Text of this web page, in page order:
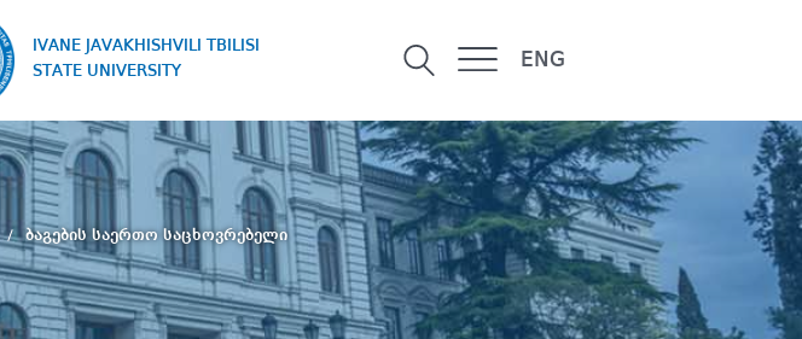
IVANE JAVAKHISHVILI TBILISI
STATE UNIVERSITY
ENG
ბაგების საერთო საცხოვრებელი